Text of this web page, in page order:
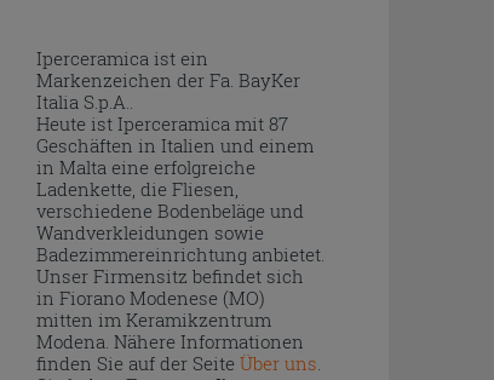
Iperceramica ist ein
Markenzeichen der Fa. BayKer
Italia S.p.A..
Heute ist Iperceramica mit 87
Geschäften in Italien und einem
in Malta eine erfolgreiche
Ladenkette, die Fliesen,
verschiedene Bodenbeläge und
Wandverkleidungen sowie
Badezimmereinrichtung anbietet.
Unser Firmensitz befindet sich
in Fiorano Modenese (MO)
mitten im Keramikzentrum
Modena. Nähere Informationen
finden Sie auf der Seite Über uns